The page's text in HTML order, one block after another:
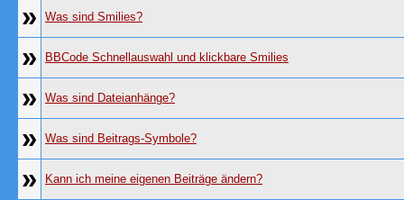
» Was sind Smilies?
» BBCode Schnellauswahl und klickbare Smilies
» Was sind Dateianhänge?
» Was sind Beitrags-Symbole?
» Kann ich meine eigenen Beiträge ändern?